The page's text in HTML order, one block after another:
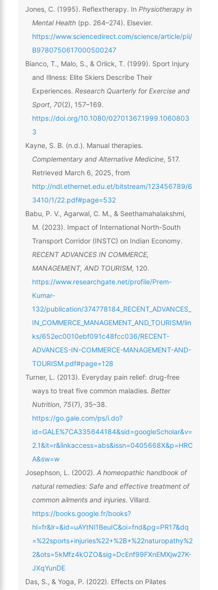
Jones, C. (1995). Reflextherapy. In Physiotherapy in
Mental Health(pp. 264–274). Elsevier.
https://www.sciencedirect.com/science/article/pii/
B9780750617000500247
Bianco, T., Malo, S., & Orlick, T. (1999). Sport Injury
and Illness: Elite Skiers Describe Their
Experiences. Research Quarterly for Exercise and
Sport, 70(2), 157–169.
https://doi.org/10.1080/02701367.1999.1060803
3
Kayne, S. B. (n.d.). Manual therapies.
Complementary and Alternative Medicine, 517.
Retrieved March 6, 2025, from
http://ndl.ethernet.edu.et/bitstream/123456789/6
3410/1/22.pdf#page=532
Babu, P. V., Agarwal, C. M., & Seethamahalakshmi,
M. (2023). Impact of International North-South
Transport Corridor (INSTC) on Indian Economy.
RECENT ADVANCES IN COMMERCE,
MANAGEMENT, AND TOURISM, 120.
https://www.researchgate.net/profile/Prem-
Kumar-
132/publication/374778184_RECENT_ADVANCES_
IN_COMMERCE_MANAGEMENT_AND_TOURISM/lin
ks/652ec0010ebf091c48fcc036/RECENT-
ADVANCES-IN-COMMERCE-MANAGEMENT-AND-
TOURISM.pdf#page=128
Turner, L. (2013). Everyday pain relief: drug-free
ways to treat five common maladies. Better
Nutrition, 75(7), 35–38.
https://go.gale.com/ps/i.do?
id=GALE%7CA335644184&sid=googleScholar&v=
2.1&it=r&linkaccess=abs&issn=0405668X&p=HRC
A&sw=w
Josephson, L. (2002). A homeopathic handbook of
natural remedies: Safe and effective treatment of
common ailments and injuries. Villard.
https://books.google.fr/books?
hl=fr&lr=&id=uAYtNl1BeuIC&oi=fnd&pg=PR17&dq
=%22sports+injuries%22+%2B+%22naturopathy%2
2&ots=5kMfz4kOZO&sig=DcEnf99FXnEMXjw27K-
JXqYunDE
Das, S., & Yoga, P. (2022). Effects on Pilates